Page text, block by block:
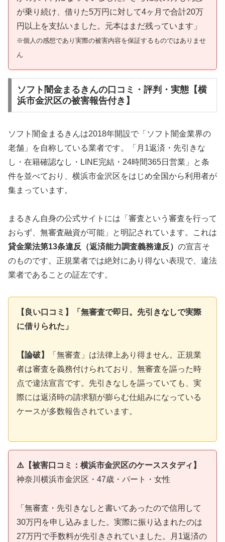
が乗り続け、借りた5万円に対して4ヶ月で合計20万
円以上を支払いました。元本はまだ残っています」
※個人の感想であり実際の被害内容を保証するものではありませ
ん
ソフト闇金まるきんの口コミ・評判・実態【横
浜市金沢区の被害報告付き】
ソフト闇金まるきんは2018年開設で「ソフト闇金業界の
老舗」を自称している業者です。「月1返済・先引きな
し・在籍確認なし・LINE完結・24時間365日営業」と条
件を並べており、横浜市金沢区をはじめ全国から利用者が
集まっています。
まるきん自身の公式サイトには「審査という審査を行って
おらず、無審査融資が可能」と明記されています。これは
貸金業法第13条違反（返済能力調査義務違反） の宣言そ
のものです。正規業者では絶対にあり得ない表現で、違法
業者であることの証左です。
【良い口コミ】「無審査で即日。先引きなしで実際
に借りられた」
【論破】
「無審査」は法律上あり得ません。正規業
者は審査を義務付けられており、無審査を謳った時
点で違法宣言です。先引きなしを謳っていても、実
際には返済時の請求額が膨らむ仕組みになっている
ケースが多数報告されています。
⚠️【被害口コミ：横浜市金沢区のケーススタディ】
神奈川横浜市金沢区・47歳・パート・女性
「無審査・先引きなしと書いてあったので信用して
30万円を申し込みました。実際に振り込まれたのは
27万円で手数料が先引きされていました。月1返済の